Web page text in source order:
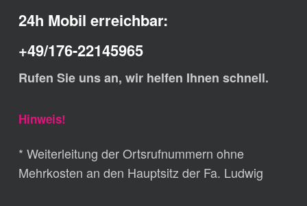
24h Mobil erreichbar:
+49/176-22145965
Rufen Sie uns an, wir helfen Ihnen schnell.
Hinweis!
* Weiterleitung der Ortsrufnummern ohne
Mehrkosten an den Hauptsitz der Fa. Ludwig